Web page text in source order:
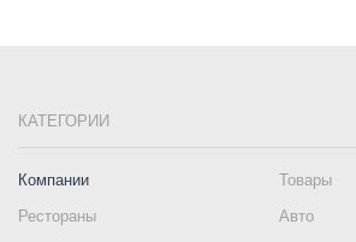
КАТЕГОРИИ
Компании
Товары
Рестораны
Авто